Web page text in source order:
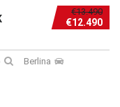
€13.490
€12.490
Berlina